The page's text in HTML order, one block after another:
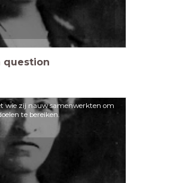
question
wie zij nauw samenwerkten om
te bereiken.